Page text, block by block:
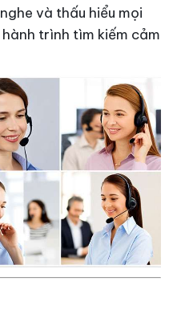
và thấu hiểu mọi
trình tìm kiếm cảm